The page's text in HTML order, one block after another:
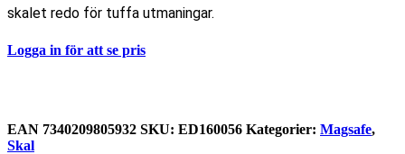
skalet redo för tuffa utmaningar.
Logga in för att se pris
EAN ‌7340209805932 SKU: ED160056 Kategorier: Magsafe,
Skal